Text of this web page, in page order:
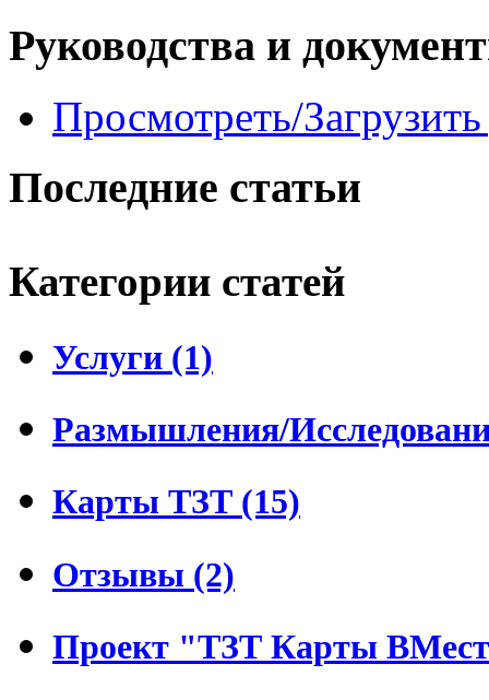
Руководства и
Просмотреть/
Последние статьи
Категории статей
Услуги (1)
Размышления/
Карты ТЗТ (15)
Отзывы (2)
Проект "ТЗТ Карты